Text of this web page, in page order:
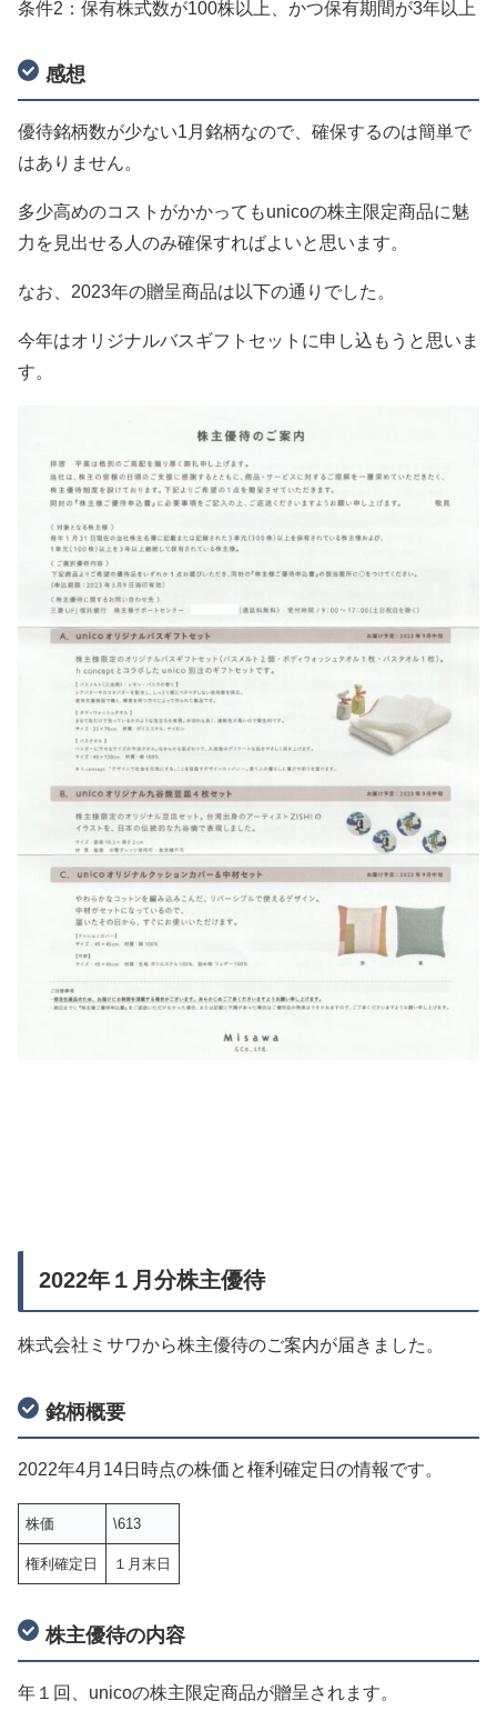
条件2：保有株式数が100株以上、かつ保有期間が3年以上
感想
優待銘柄数が少ない1月銘柄なので、確保するのは簡単で
はありません。
多少高めのコストがかかってもunicoの株主限定商品に魅
力を見出せる人のみ確保すればよいと思います。
なお、2023年の贈呈商品は以下の通りでした。
今年はオリジナルバスギフトセットに申し込もうと思いま
す。
2022年１月分株主優待
株式会社ミサワから株主優待のご案内が届きました。
銘柄概要
2022年4月14日時点の株価と権利確定日の情報です。
株価 \613
権利確定日 １月末日
株主優待の内容
年１回、unicoの株主限定商品が贈呈されます。